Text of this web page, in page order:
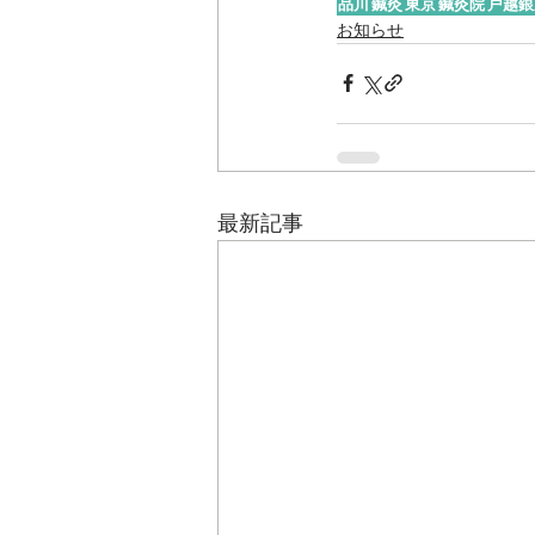
品川 鍼灸 東京鍼灸院 戸越
お知らせ
最新記事